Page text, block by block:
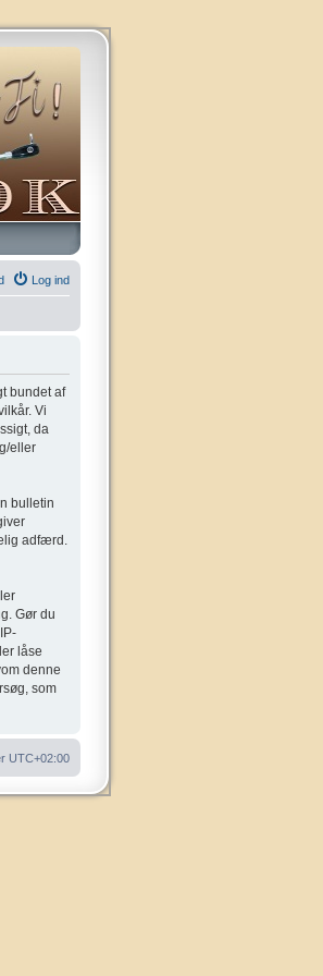
Log ind
bundet af
Vi
da
eller
bulletin
adfærd.
Gør du
låse
denne
som
UTC+02:00